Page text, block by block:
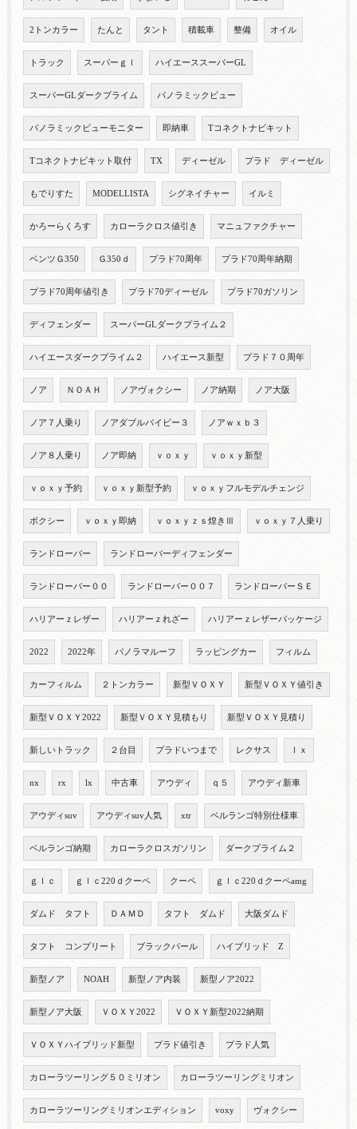
2トンカラー たんと タント 積載車 整備 オイル
トラック スーパーｇｌ ハイエーススーパーGL
スーパーGLダークプライム パノラミックビュー
パノラミックビューモニター 即納車 Tコネクトナビキット
Tコネクトナビキット取付 TX ディーゼル プラド ディーゼル
もでりすた MODELLISTA シグネイチャー イルミ
かろーらくろす カローラクロス値引き マニュファクチャー
ベンツＧ350 Ｇ350ｄ プラド70周年 プラド70周年納期
プラド70周年値引き プラド70ディーゼル プラド70ガソリン
ディフェンダー スーパーGLダークプライム２
ハイエースダークプライム２ ハイエース新型 プラド７０周年
ノア ＮＯＡＨ ノアヴォクシー ノア納期 ノア大阪
ノア７人乗り ノアダブルバイビー３ ノアｗｘｂ３
ノア８人乗り ノア即納 ｖｏｘｙ ｖｏｘｙ新型
ｖｏｘｙ予約 ｖｏｘｙ新型予約 ｖｏｘｙフルモデルチェンジ
ボクシー ｖｏｘｙ即納 ｖｏｘｙｚｓ煌きⅢ ｖｏｘｙ７人乗り
ランドローバー ランドローバーディフェンダー
ランドローバー００ ランドローバー００７ ランドローバーＳＥ
ハリアーｚレザー ハリアーｚれざー ハリアーｚレザーパッケージ
2022 2022年 パノラマルーフ ラッピングカー フィルム
カーフィルム ２トンカラー 新型ＶＯＸＹ 新型ＶＯＸＹ値引き
新型ＶＯＸＹ2022 新型ＶＯＸＹ見積もり 新型ＶＯＸＹ見積り
新しいトラック ２台目 プラドいつまで レクサス ｌｘ
nx rx lx 中古車 アウディ ｑ５ アウディ新車
アウディsuv アウディsuv人気 xtr ベルランゴ特別仕様車
ベルランゴ納期 カローラクロスガソリン ダークプライム２
ｇｌｃ ｇｌｃ220ｄクーペ クーペ ｇｌｃ220ｄクーペamg
ダムド タフト ＤＡＭＤ タフト ダムド 大阪ダムド
タフト コンプリート ブラックパール ハイブリッド Z
新型ノア NOAH 新型ノア内装 新型ノア2022
新型ノア大阪 ＶＯＸＹ2022 ＶＯＸＹ新型2022納期
ＶＯＸＹハイブリッド新型 プラド値引き プラド人気
カローラツーリング５０ミリオン カローラツーリングミリオン
カローラツーリングミリオンエディション voxy ヴォクシー